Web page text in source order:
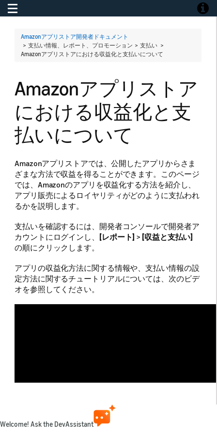
Toggle navigation
Amazonアプリストア開発者ドキュメント
> 支払い情報、レポート、プロモーション > 支払い >
Amazonアプリストアにおける収益化と支払いについて
Amazonアプリストア
における収益化と支
払いについて
Amazonアプリストアでは、公開したアプリからさま
ざまな方法で収益を得ることができます。このページ
では、Amazonのアプリを収益化する方法を紹介し、
アプリ販売によるロイヤリティがどのように支払われ
るかを説明します。
支払いを確認するには、開発者コンソールで開発者ア
カウントにログインし、
[レポート] > [収益と支払い]
の順にクリックします。
アプリの収益化方法に関する情報や、支払い情報の設
定方法に関するチュートリアルについては、次のビデ
オを参照してください。
Welcome! Ask the DevAssistant